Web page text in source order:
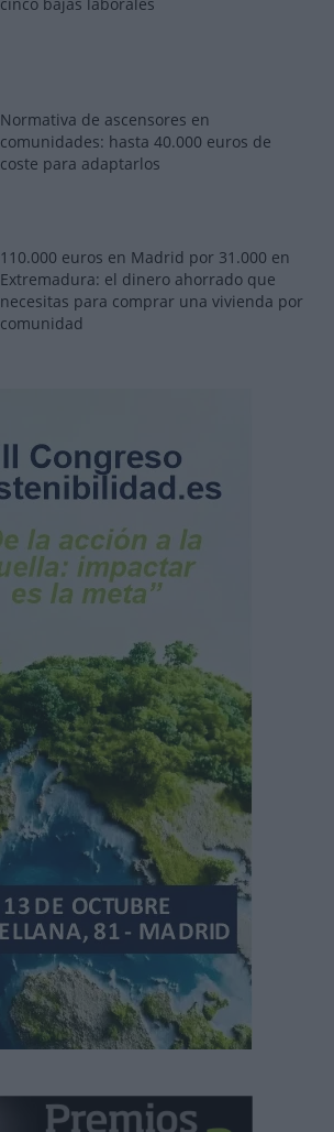
Normativa de ascensores en
comunidades: hasta 40.000 euros de
coste para adaptarlos
110.000 euros en Madrid por 31.000 en
Extremadura: el dinero ahorrado que
necesitas para comprar una vivienda por
comunidad